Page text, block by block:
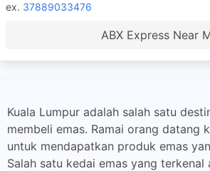
ex. 37889033476
ABX Express Near
Kuala Lumpur adalah salah satu
membeli emas. Ramai orang datang
untuk mendapatkan produk emas
Salah satu kedai emas yang terkenal